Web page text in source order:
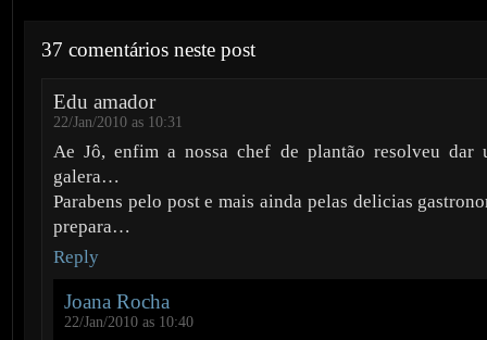
37 comentários neste post
Edu amador
22/Jan/2010 as 10:31
Ae Jô, enfim a nossa chef de plantão resolveu dar
galera…
Parabens pelo post e mais ainda pelas delicias
prepara…
Reply
Joana Rocha
22/Jan/2010 as 10:40